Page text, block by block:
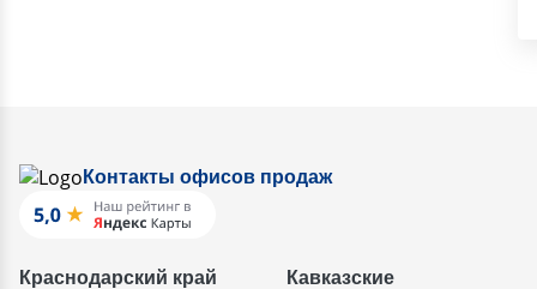
Контакты офисов продаж
Краснодарский край
Кавказские